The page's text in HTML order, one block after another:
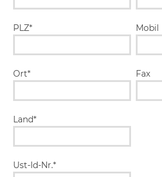
PLZ*
Ort*
Land*
Ust-Id-Nr.*
Mobil
Fax